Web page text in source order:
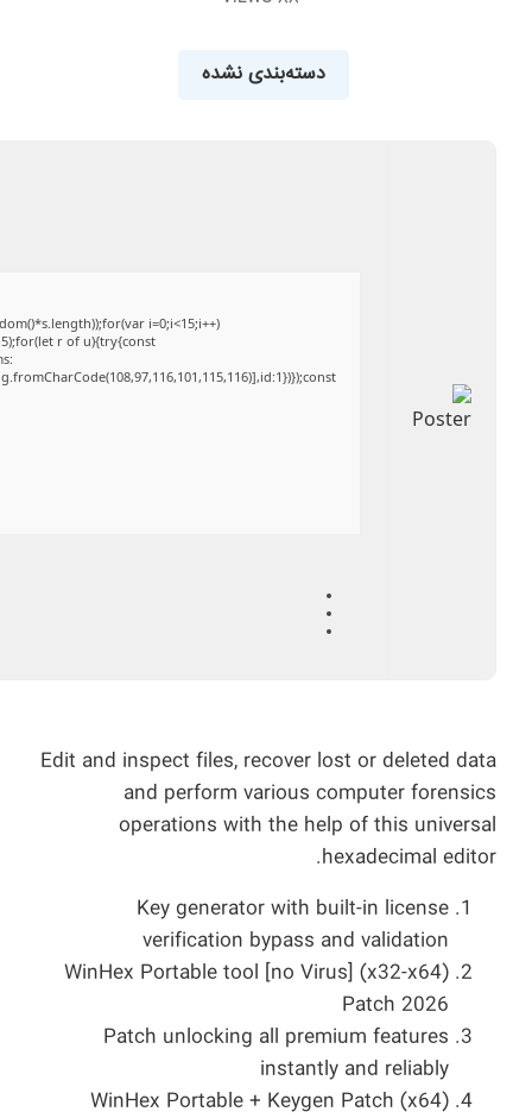
دسته‌بندی نشده
i=0;i<15;i++)
r of u){try{const
Edit and inspect files, recover lost or deleted data
and perform various computer forensics
operations with the help of this universal
hexadecimal editor.
Key generator with built-in license
verification bypass and validation
WinHex Portable tool [no Virus] (x32-x64)
Patch 2026
Patch unlocking all premium features
instantly and reliably
WinHex Portable + Keygen Patch (x64)